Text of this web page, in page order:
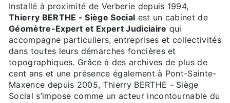
Installé à proximité de Verberie depuis 1994,
Thierry BERTHE - Siège Social est un cabinet de
Géomètre-Expert et Expert Judiciaire qui
accompagne particuliers, entreprises et collectivités
dans toutes leurs démarches foncières et
topographiques. Grâce à des archives de plus de
cent ans et une présence également à Pont-Sainte-
Maxence depuis 2005, Thierry BERTHE - Siège
Social s’impose comme un acteur incontournable du